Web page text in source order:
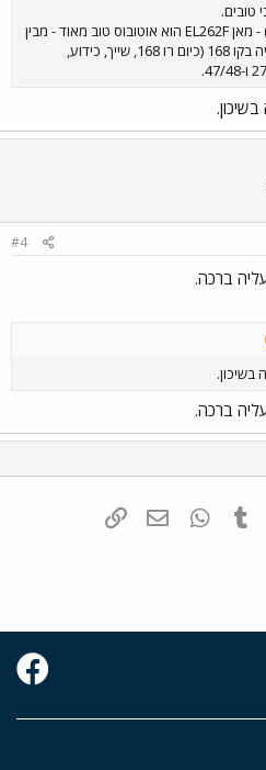
מנגד, ה-6318 (90-760-01) - מאן EL262F הוא אוטובוס טוב מאוד - מבין
הטובים ביותר. הוא בעבר היה בקו 168 (כיום רו 168, שייך, כידוע,
#4
Pinterest
Tumblr
WhatsAppדואר אלקטרוני